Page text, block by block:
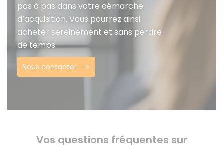
pas à pas dans votre démarche
d’acquisition. Vous pourrez ainsi
acheter sereinement et sans perdre
de temps.
Nous contacter
Vos questions fréquentes sur